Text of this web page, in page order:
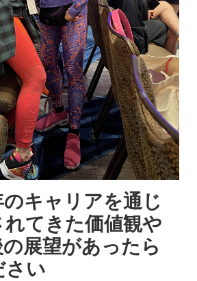
キャリアを通じ
てきた価値観や
展望があったら
さい